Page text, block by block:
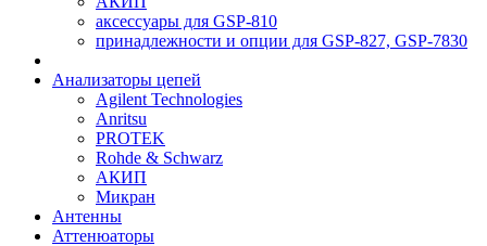
аксессуары для GSP-810
принадлежности и опции для GSP-827, GSP-7830
Анализаторы цепей
Agilent Technologies
Anritsu
PROTEK
Rohde & Schwarz
АКИП
Микран
Антенны
Аттенюаторы